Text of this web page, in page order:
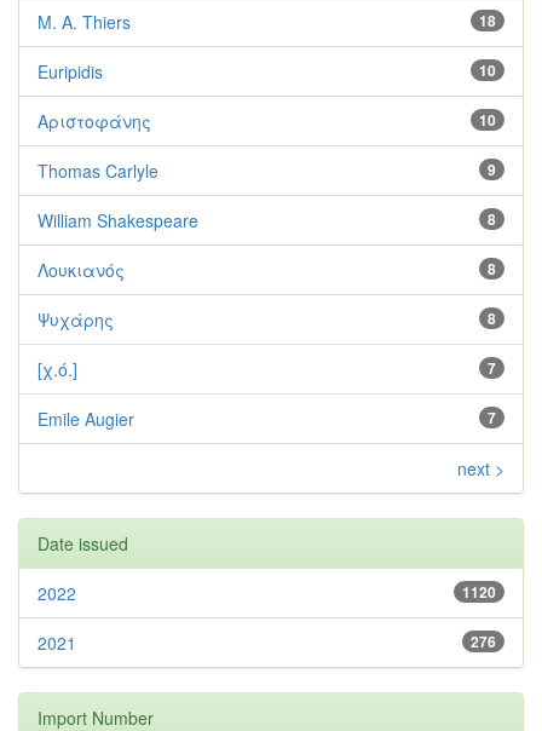
18
M. A. Thiers
10
Euripidis
10
Αριστοφάνης
9
Thomas Carlyle
8
William Shakespeare
8
Λουκιανός
8
Ψυχάρης
7
[χ.ό.]
7
Emile Augier
next >
Date issued
1120
2022
276
2021
Import Number